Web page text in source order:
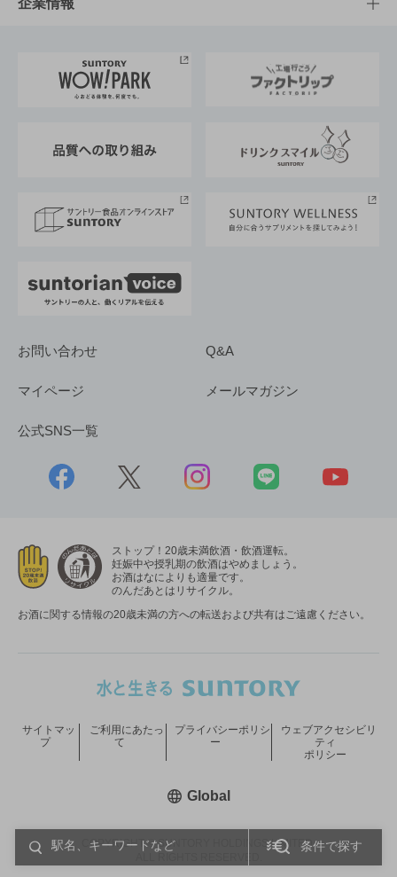
条件で探す
地域情報
サントリーサンバーズ大阪
サントリーが考えるサステナビリティ経営
企業情報
企業概要
採用情報
お問い合わせ Q&A
マイページ メールマガジン
公式SNS一覧
ストップ！20歳未満飲酒・飲酒運転。
妊娠中や授乳期の飲酒はやめましょう。
お酒はなによりも適量です。
のんだあとはリサイクル。
お酒に関する情報の20歳未満の方への転送および共有はご遠慮ください。
COPYRIGHT © SUNTORY HOLDINGS LIMITED.
サイトマッ
プ
ご利用にあたっ
て
プライバシーポリシ
ー
ウェブアクセシビリ
ティ
ポリシー
Global新しいウィンドウで開く